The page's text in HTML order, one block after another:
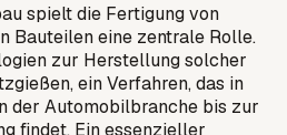
spielt die Fertigung von
Bauteilen eine zentrale Rolle.
zur Herstellung solcher
ein Verfahren, das in
der Automobilbranche bis zur
findet. Ein essenzieller